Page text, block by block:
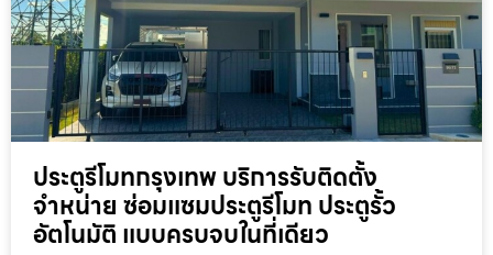
ประตูรีโมทกรุงเทพ บริการรับติดตั้ง
จำหน่าย ซ่อมแซมประตูรีโมท ประตูรั้ว
อัตโนมัติ แบบครบจบในที่เดียว